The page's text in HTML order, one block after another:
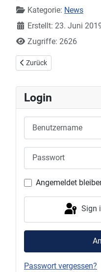
Kategorie: News
Erstellt: 23. Juni
Zugriffe: 2626
Vorheriger Beitrag: DJK
Zurück
Login
Angemeldet
Sign
Passwort vergessen?